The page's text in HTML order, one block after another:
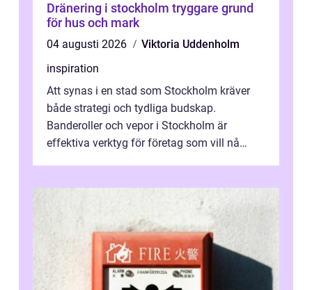
Dränering i stockholm tryggare grund
för hus och mark
04 augusti 2026
Viktoria Uddenholm
inspiration
Att synas i en stad som Stockholm kräver
både strategi och tydliga budskap.
Banderoller och vepor i Stockholm är
effektiva verktyg för företag som vill nå